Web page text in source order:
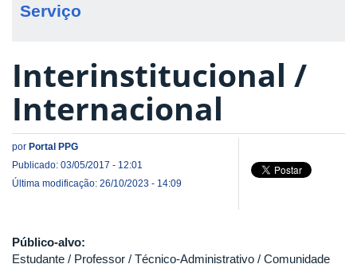
Serviço
Interinstitucional /
Internacional
por Portal PPG
Publicado: 03/05/2017 - 12:01
Última modificação: 26/10/2023 - 14:09
Público-alvo:
Estudante / Professor / Técnico-Administrativo / Comunidade